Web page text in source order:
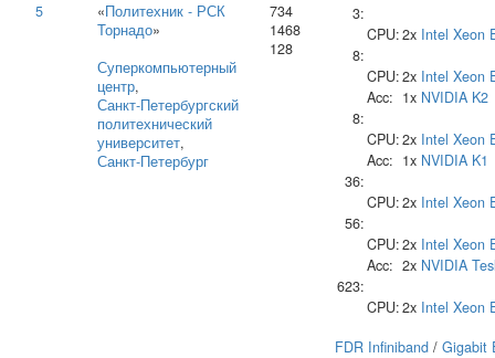
5
«Политехник - РСК
Торнадо»
Суперкомпьютерный
центр,
Санкт‑Петербургский
политехнический
университет,
Санкт-Петербург
734
1468
128
3:
CPU:2x Intel Xeon
8:
CPU:2x Intel Xeon
Acc: 1x NVIDIA K2
8:
CPU:2x Intel Xeon
Acc: 1x NVIDIA K1
36:
CPU:2x Intel Xeon
56:
CPU:2x Intel Xeon
Acc: 2x NVIDIA
623:
CPU:2x Intel Xeon
FDR Infiniband / Gigabit